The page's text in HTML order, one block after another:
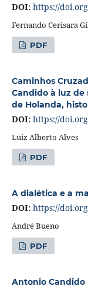
DOI: https://
Fernando Cerisara
PDF
Caminhos
Candido à luz de
de Holanda,
DOI: https://
Luiz Alberto Alves
PDF
A dialética e a
DOI: https://
André Bueno
PDF
Antonio Candido